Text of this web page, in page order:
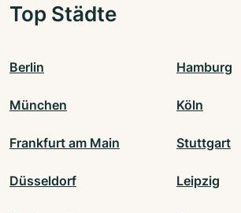
Top Städte
Berlin Hamburg
München Köln
Frankfurt am Main Stuttgart
Düsseldorf Leipzig